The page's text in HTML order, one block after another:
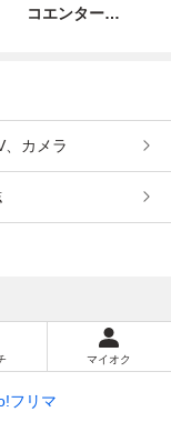
コエンターテ
、カメラ
マイオク
フリマ